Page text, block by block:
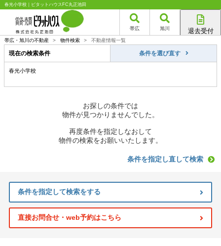
春光小学校｜ピタットハウスFC丸正池田
帯広 旭川 退去受付
旭川店
帯広・旭川の不動産 > 物件検索 > 不動産情報一覧
現在の検索条件 条件を選び直す
春光小学校
お探しの条件では
物件が見つかりませんでした。
再度条件を指定しなおして
物件の検索をお願いいたします。
条件を指定し直して検索
条件を指定して検索をする
直接お問合せ・web予約はこちら